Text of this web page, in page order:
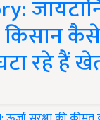
रहे हैं